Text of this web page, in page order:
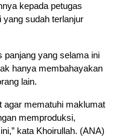
kepada petugas
yang sudah terlanjur
panjang yang selama ini
hanya membahayakan
lain.
agar mematuhi maklumat
memproduksi,
kata Khoirullah. (ANA)